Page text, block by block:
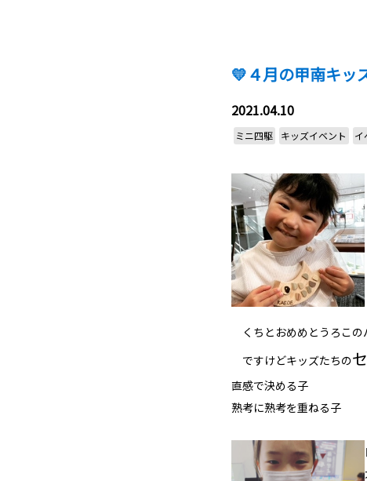
💛４月の甲南キッ
2021.04.10
ミニ四駆 キッズイベント イ
くちとおめめとうろこの
ですけどキッズたちの
直感で決める子
熟考に熟考を重ねる子